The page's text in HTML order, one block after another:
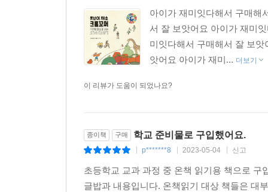
아이가 재미잇다해서 구매해
서 잘 보앗어요 아이가 재미
미잇다해서 구매해서 잘 보
앗어요 아이가 재미... 더보기
이 리뷰가 도움이 되었나요?
종이책 구매 학교 준비물로 구입했어요.
p*******8 2023-05-04 신고
초등학교 교과 과정 중 온책 읽기용 책으로
글밥과 내용입니다. 온책읽기 대상 책들은 대